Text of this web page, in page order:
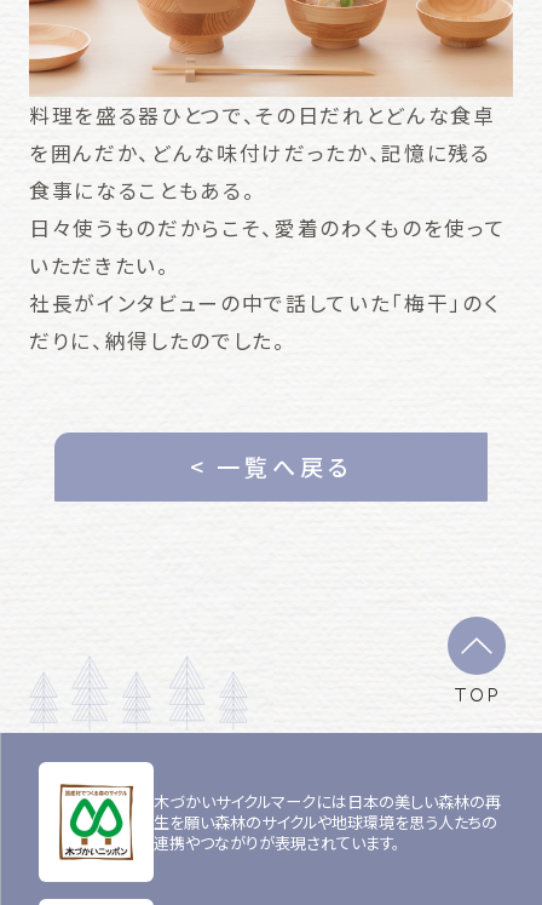
料理を盛る器ひとつで、その日だれとどんな食卓
を囲んだか、どんな味付けだったか、記憶に残る
食事になることもある。
日々使うものだからこそ、愛着のわくものを使って
いただきたい。
社長がインタビューの中で話していた「梅干」のく
だりに、納得したのでした。
< 一覧へ戻る
TOP
木づかいサイクルマークには日本の美しい森林の再
生を願い森林のサイクルや地球環境を思う人たちの
連携やつながりが表現されています。